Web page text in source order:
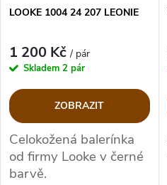
LOOKE 1004 24 207 LEONIE
1 200 Kč/ pár
Skladem 2 pár
ZOBRAZIT
Celokožená balerínka
od firmy Looke v černé
barvě.